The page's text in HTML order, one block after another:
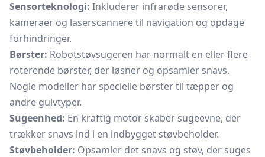
Sensorteknologi: Inkluderer infrarøde sensorer,
kameraer og laserscannere til navigation og opdage
forhindringer.
Børster: Robotstøvsugeren har normalt en eller flere
roterende børster, der løsner og opsamler snavs.
Nogle modeller har specielle børster til tæpper og
andre gulvtyper.
Sugeenhed: En kraftig motor skaber sugeevne, der
trækker snavs ind i en indbygget støvbeholder.
Støvbeholder: Opsamler det snavs og støv, der suges